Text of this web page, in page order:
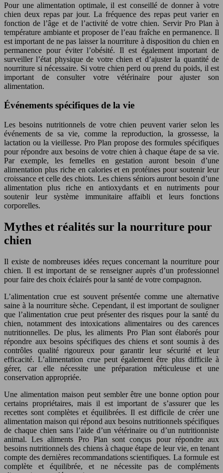
Pour une alimentation optimale, il est conseillé de donner à votre
chien deux repas par jour. La fréquence des repas peut varier en
fonction de l’âge et de l’activité de votre chien. Servir Pro Plan à
température ambiante et proposer de l’eau fraîche en permanence. Il
est important de ne pas laisser la nourriture à disposition du chien en
permanence pour éviter l’obésité. Il est également important de
surveiller l’état physique de votre chien et d’ajuster la quantité de
nourriture si nécessaire. Si votre chien perd ou prend du poids, il est
important de consulter votre vétérinaire pour ajuster son
alimentation.
Événements spécifiques de la vie
Les besoins nutritionnels de votre chien peuvent varier selon les
événements de sa vie, comme la reproduction, la grossesse, la
lactation ou la vieillesse. Pro Plan propose des formules spécifiques
pour répondre aux besoins de votre chien à chaque étape de sa vie.
Par exemple, les femelles en gestation auront besoin d’une
alimentation plus riche en calories et en protéines pour soutenir leur
croissance et celle des chiots. Les chiens séniors auront besoin d’une
alimentation plus riche en antioxydants et en nutriments pour
soutenir leur système immunitaire affaibli et leurs fonctions
corporelles.
Mythes et réalités sur la nourriture pour
chien
Il existe de nombreuses idées reçues concernant la nourriture pour
chien. Il est important de se renseigner auprès d’un professionnel
pour faire des choix éclairés pour la santé de votre compagnon.
L’alimentation crue est souvent présentée comme une alternative
saine à la nourriture sèche. Cependant, il est important de souligner
que l’alimentation crue peut présenter des risques pour la santé du
chien, notamment des intoxications alimentaires ou des carences
nutritionnelles. De plus, les aliments Pro Plan sont élaborés pour
répondre aux besoins spécifiques des chiens et sont soumis à des
contrôles qualité rigoureux pour garantir leur sécurité et leur
efficacité. L’alimentation crue peut également être plus difficile à
gérer, car elle nécessite une préparation méticuleuse et une
conservation appropriée.
Une alimentation maison peut sembler être une bonne option pour
certains propriétaires, mais il est important de s’assurer que les
recettes sont complètes et équilibrées. Il est difficile de créer une
alimentation maison qui répond aux besoins nutritionnels spécifiques
de chaque chien sans l’aide d’un vétérinaire ou d’un nutritionniste
animal. Les aliments Pro Plan sont conçus pour répondre aux
besoins nutritionnels des chiens à chaque étape de leur vie, en tenant
compte des dernières recommandations scientifiques. La formule est
complète et équilibrée, et ne nécessite pas de compléments